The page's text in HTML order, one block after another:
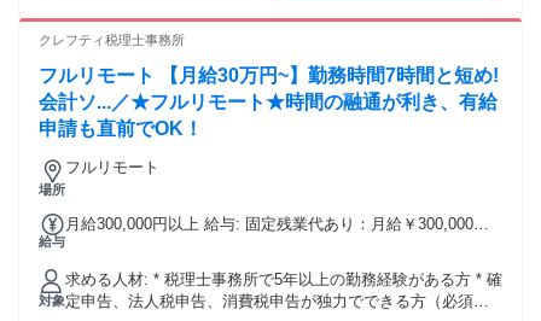
クレフティ税理士事務所
フルリモート 【月給30万円~】勤務時間7時間と短め!
会計ソ...／★フルリモート★時間の融通が利き、有給
申請も直前でOK！
場所
フルリモート
給与
月給300,000円以上 給与: 固定残業代あり：月給￥300,000以
む。30時間を超える残業代は追加で支給する。 * 固定残業代
あり * 月給 ￥300,000は1か月当たりの固定残業代
￥80,400（30時間相当分）を含む。30時間を超える残業代は
対象
求める人材: * 税理士事務所で5年以上の勤務経験がある方 * 確
定申告、法人税申告、消費税申告が独力でできる方（必須条